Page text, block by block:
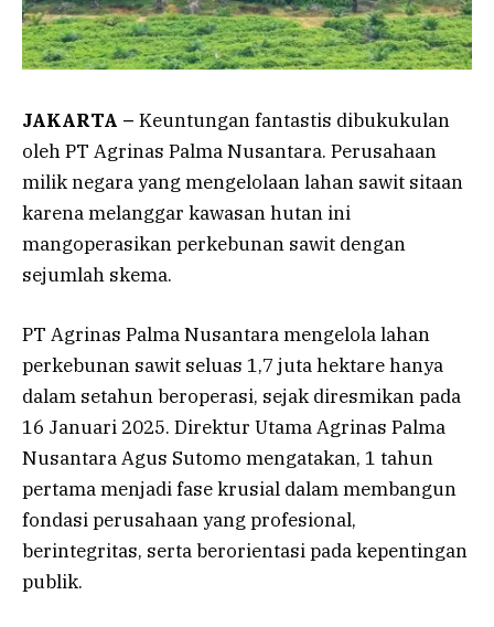
JAKARTA – Keuntungan fantastis dibukukulan
oleh PT Agrinas Palma Nusantara. Perusahaan
milik negara yang mengelolaan lahan sawit sitaan
karena melanggar kawasan hutan ini
mangoperasikan perkebunan sawit dengan
sejumlah skema.
PT Agrinas Palma Nusantara mengelola lahan
perkebunan sawit seluas 1,7 juta hektare hanya
dalam setahun beroperasi, sejak diresmikan pada
16 Januari 2025. Direktur Utama Agrinas Palma
Nusantara Agus Sutomo mengatakan, 1 tahun
pertama menjadi fase krusial dalam membangun
fondasi perusahaan yang profesional,
berintegritas, serta berorientasi pada kepentingan
publik.